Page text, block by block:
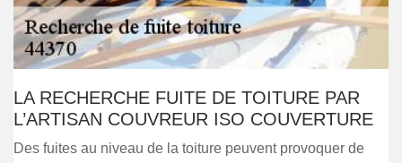
LA RECHERCHE FUITE DE TOITURE PAR
L’ARTISAN COUVREUR ISO COUVERTURE
Des fuites au niveau de la toiture peuvent provoquer de